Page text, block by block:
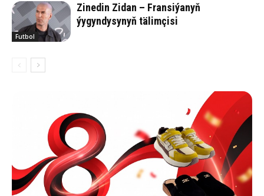
Futbol
Zinedin Zidan – Fransiýanyň
ýygyndysynyň tälimçisi